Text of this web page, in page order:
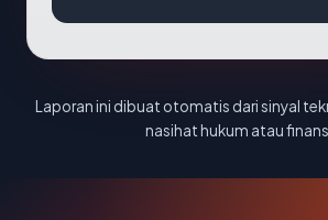
Laporan ini dibuat otomatis dari sinyal
nasihat hukum atau